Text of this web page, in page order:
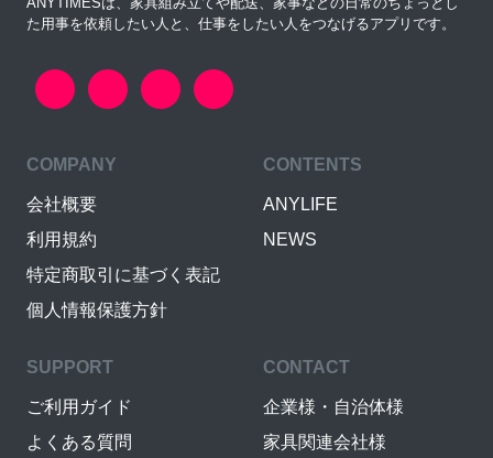
た用事を依頼したい人と、仕事をしたい人をつなげるアプリです。
COMPANY
会社概要
利用規約
特定商取引に基づく表記
個人情報保護方針
CONTENTS
ANYLIFE
NEWS
SUPPORT
ご利用ガイド
よくある質問
CONTACT
企業様・自治体様
家具関連会社様